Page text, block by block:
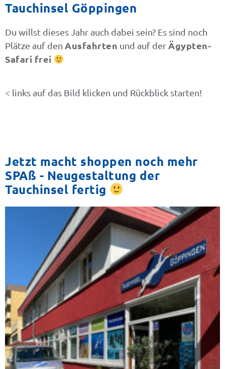
Tauchinsel Göppingen
Du willst dieses Jahr auch dabei sein? Es sind noch
Plätze auf den Ausfahrten und auf derÄgypten-
Safari frei
< links auf das Bild klicken und Rückblick starten!
Jetzt macht shoppen noch mehr
SPAß - Neugestaltung der
Tauchinsel fertig